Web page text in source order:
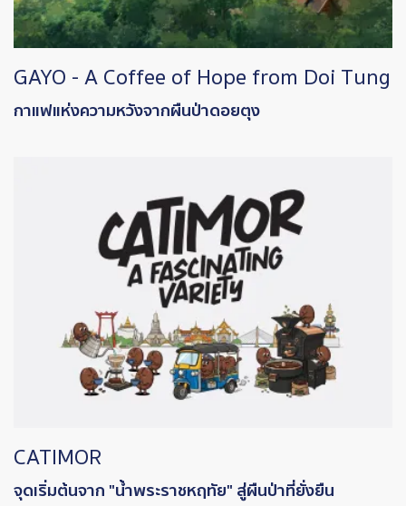
GAYO - A Coffee of Hope from Doi Tung
กาแฟแห่งความหวังจากผืนป่าดอยตุง
CATIMOR
จุดเริ่มต้นจาก "น้ำพระราชหฤทัย" สู่ผืนป่าที่ยั่งยืน